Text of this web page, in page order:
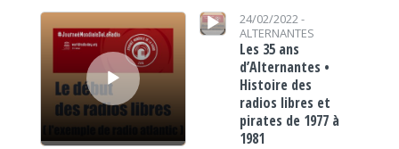
Lecteur audio
Lecteur audio
24/02/2022 -
ALTERNANTES
Les 35 ans
d’Alternantes •
Histoire des
radios libres et
pirates de 1977 à
1981